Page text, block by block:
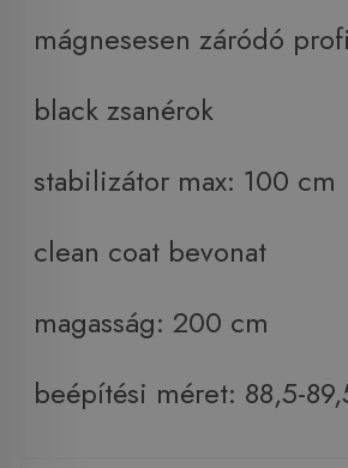
mágnesesen záródó
black zsanérok
stabilizátor max: 100 cm
clean coat bevonat
magasság: 200 cm
beépítési méret: 88,5-